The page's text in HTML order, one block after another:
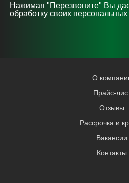
Нажимая "Перезвоните" Вы
обработку своих
О
Прайс-
Отзывы
Рассрочка и
Вакансии
Контакты